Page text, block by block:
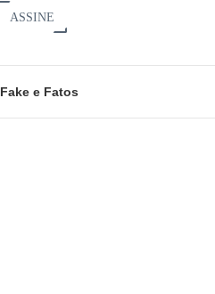
ASSINE
Fake e Fatos